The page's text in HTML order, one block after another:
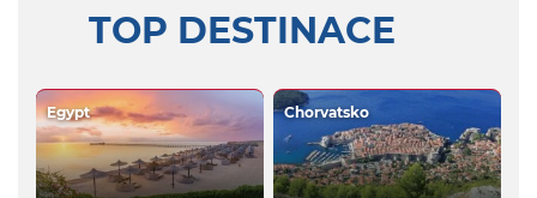
TOP DESTINACE
Egypt Chorvatsko